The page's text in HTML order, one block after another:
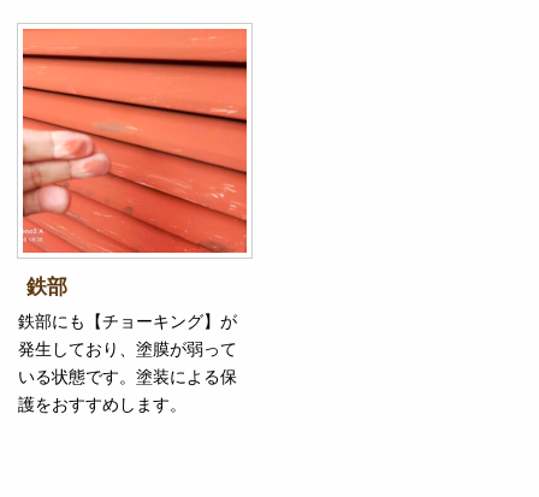
鉄部
鉄部にも【チョーキング】が
発生しており、塗膜が弱って
いる状態です。塗装による保
護をおすすめします。